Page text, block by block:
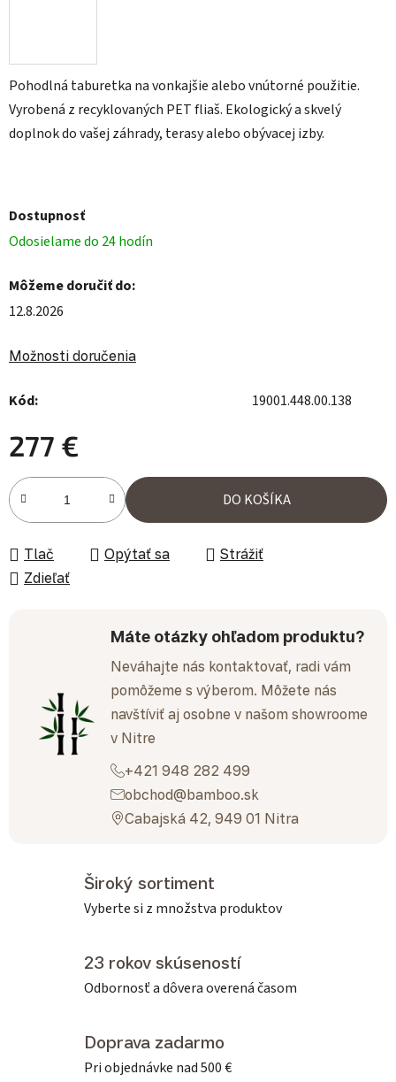
Pohodlná taburetka na vonkajšie alebo vnútorné použitie.
Vyrobená z recyklovaných PET fliaš. Ekologický a skvelý
doplnok do vašej záhrady, terasy alebo obývacej izby.
Dostupnosť
Odosielame do 24 hodín
Môžeme doručiť do:
12.8.2026
Možnosti doručenia
Kód: 19001.448.00.138
277 €
Jednotková cena:
DO KOŠÍKA
Tlač Opýtať sa
Strážiť
Zdieľať
Máte otázky ohľadom produktu?
Neváhajte nás kontaktovať, radi vám
pomôžeme s výberom. Môžete nás
navštíviť aj osobne v našom showroome
v Nitre
+421 948 282 499
obchod@bamboo.sk
Cabajská 42, 949 01 Nitra
Široký sortiment
Vyberte si z množstva produktov
23 rokov skúseností
Odbornosť a dôvera overená časom
Doprava zadarmo
Pri objednávke nad 500 €